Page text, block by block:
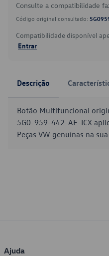
Consulte a compatibilidade
Código original consultado:
Compatibilidade disponível
Entrar
Descrição
Botão Multifuncional
5G0-959-442-AE-ICX
Peças VW genuínas na
Ajuda